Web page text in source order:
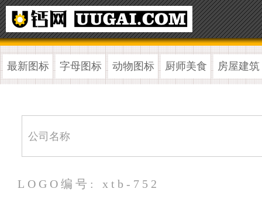
最新图标 字母图标 动物图标 厨师美食 房屋建筑
LOGO编号: xtb-752